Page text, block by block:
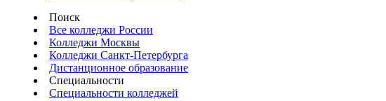
Поиск
Все колледжи России
Колледжи Москвы
Колледжи Санкт-Петербурга
Дистанционное образование
Специальности
Специальности колледжей